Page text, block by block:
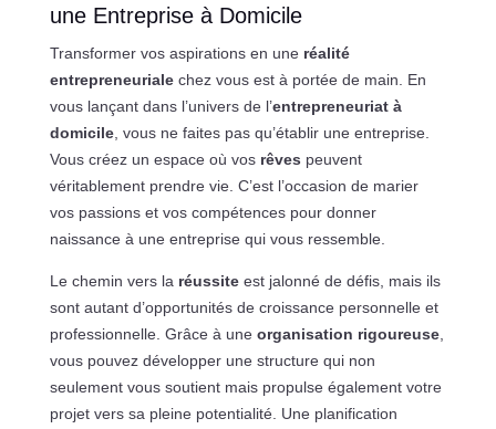
une Entreprise à Domicile
Transformer vos aspirations en une réalité
entrepreneurialechez vous est à portée de main. En
vous lançant dans l’univers de l’entrepreneuriat à
domicile, vous ne faites pas qu’établir une entreprise.
Vous créez un espace où vos rêves peuvent
véritablement prendre vie. C’est l’occasion de marier
vos passions et vos compétences pour donner
naissance à une entreprise qui vous ressemble.
Le chemin vers la réussiteest jalonné de défis, mais ils
sont autant d’opportunités de croissance personnelle et
professionnelle. Grâce à une organisation rigoureuse,
vous pouvez développer une structure qui non
seulement vous soutient mais propulse également votre
projet vers sa pleine potentialité. Une planification